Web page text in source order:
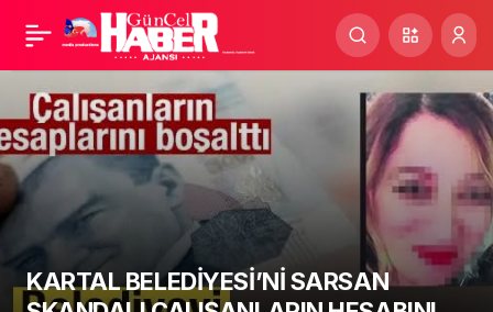
KARTAL BELEDİYESİ’Nİ SARSAN
KIRMIZI BÜLTENLE
ARANIYORDU
Uluslararası suç örgütü
liderinin kardeşi
Pendik’te yakalandı
Paylaş